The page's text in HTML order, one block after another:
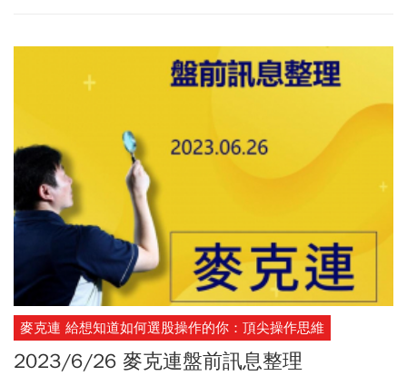
麥克連 給想知道如何選股操作的你：頂尖操作思維
2023/6/26 麥克連盤前訊息整理